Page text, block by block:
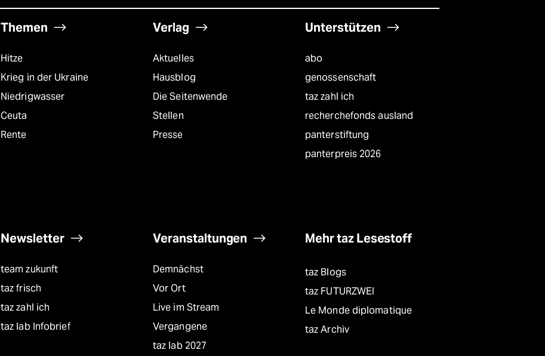
Themen
Hitze
Krieg in der Ukraine
Niedrigwasser
Ceuta
Rente
Verlag
Aktuelles
Hausblog
Die Seitenwende
Stellen
Presse
Unterstützen
abo
genossenschaft
taz zahl ich
recherchefonds ausland
panterstiftung
panterpreis 2026
Newsletter
team zukunft
taz frisch
taz zahl ich
taz lab Infobrief
Veranstaltungen
Demnächst
Vor Ort
Live im Stream
Vergangene
taz lab 2027
Mehr taz Lesestoff
taz Blogs
taz FUTURZWEI
Le Monde diplomatique
taz Archiv